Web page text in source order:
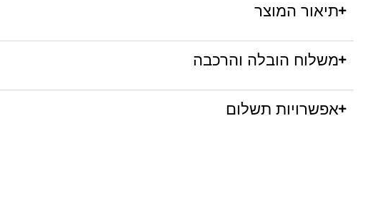
תיאור המוצר
משלוח הובלה והרכבה
אפשרויות תשלום